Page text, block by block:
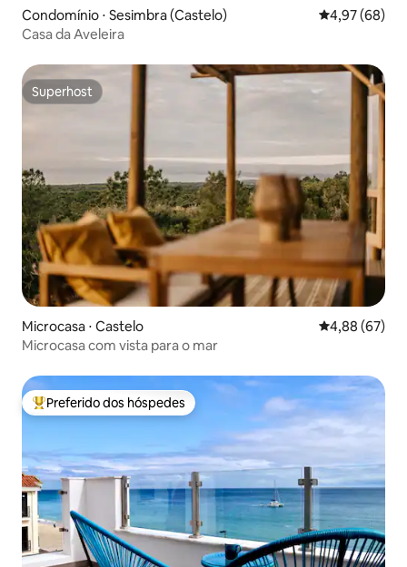
Condomínio ⋅ Sesimbra (Castelo) 4,97 de uma
4,97 (68)
Casa da Aveleira
Superhost
Superhost
Microcasa ⋅ Castelo 4,88 de uma
4,88 (67)
Microcasa com vista para o mar
Entre os melhores preferidos dos hóspedes
Preferido dos hóspedes